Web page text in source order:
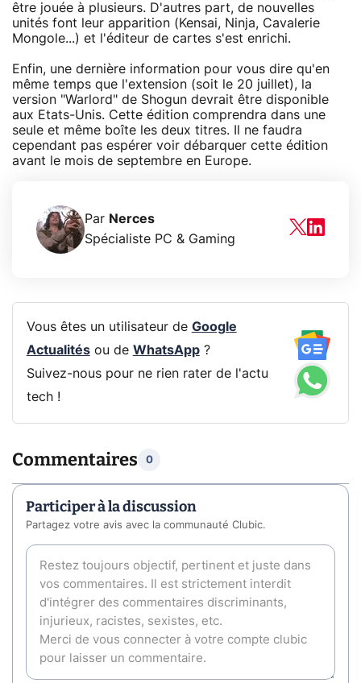
être jouée à plusieurs. D'autres part, de nouvelles
unités font leur apparition (Kensai, Ninja, Cavalerie
Mongole...) et l'éditeur de cartes s'est enrichi.
Enfin, une dernière information pour vous dire qu'en
même temps que l'extension (soit le 20 juillet), la
version "Warlord" de Shogun devrait être disponible
aux Etats-Unis. Cette édition comprendra dans une
seule et même boîte les deux titres. Il ne faudra
cependant pas espérer voir débarquer cette édition
avant le mois de septembre en Europe.
Par Nerces
Spécialiste PC & Gaming
Vous êtes un utilisateur de Google
Actualitésou de WhatsApp?
Suivez-nous pour ne rien rater de l'actu
tech !
Commentaires 0
Participer à la discussion
Partagez votre avis avec la communauté Clubic.